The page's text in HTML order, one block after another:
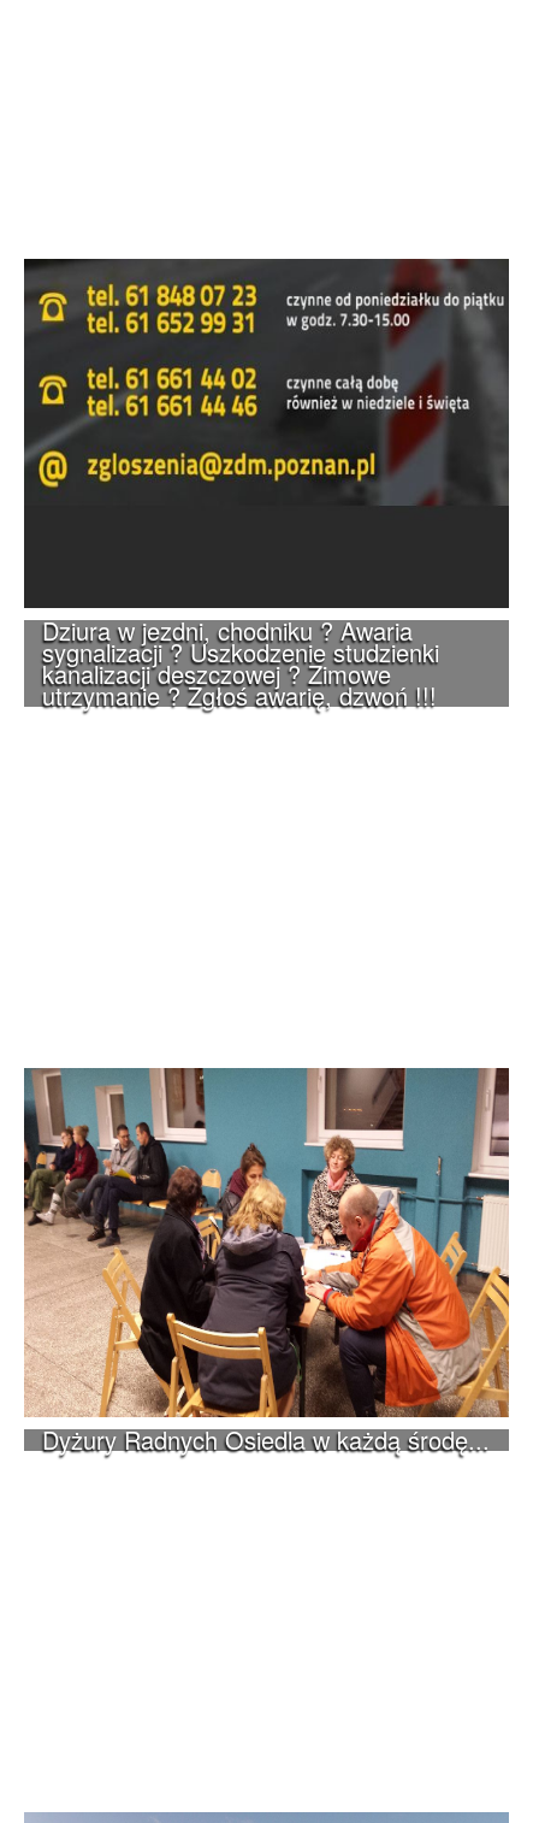
Dziura w jezdni, chodniku ? Awaria
sygnalizacji ? Uszkodzenie studzienki
kanalizacji deszczowej ? Zimowe
utrzymanie ? Zgłoś awarię, dzwoń !!!
Dyżury Radnych Osiedla w każdą środę...